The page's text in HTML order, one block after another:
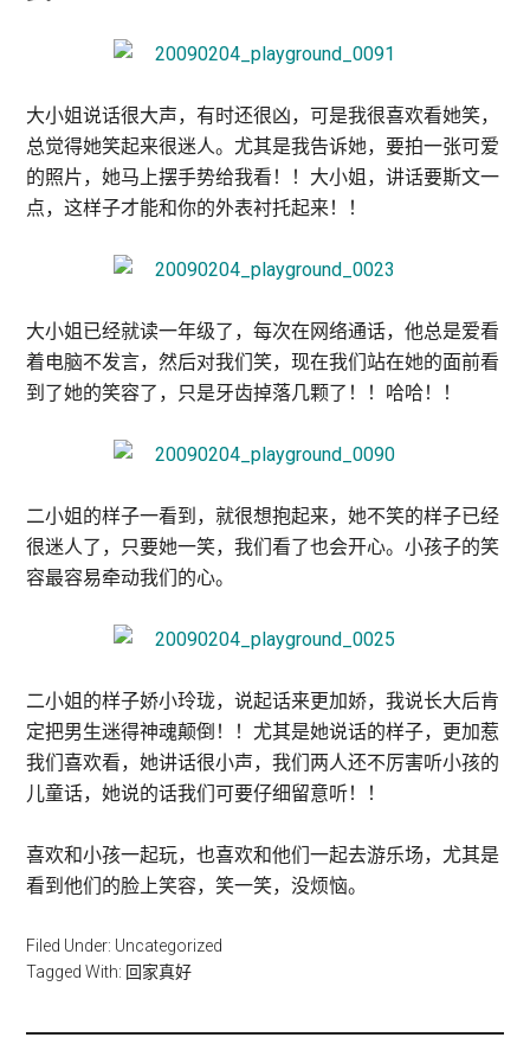
大小姐说话很大声，有时还很凶，可是我很喜欢看她笑，
总觉得她笑起来很迷人。尤其是我告诉她，要拍一张可爱
的照片，她马上摆手势给我看！！大小姐，讲话要斯文一
点，这样子才能和你的外表衬托起来！！
大小姐已经就读一年级了，每次在网络通话，他总是爱看
着电脑不发言，然后对我们笑，现在我们站在她的面前看
到了她的笑容了，只是牙齿掉落几颗了！！哈哈！！
二小姐的样子一看到，就很想抱起来，她不笑的样子已经
很迷人了，只要她一笑，我们看了也会开心。小孩子的笑
容最容易牵动我们的心。
二小姐的样子娇小玲珑，说起话来更加娇，我说长大后肯
定把男生迷得神魂颠倒！！尤其是她说话的样子，更加惹
我们喜欢看，她讲话很小声，我们两人还不厉害听小孩的
儿童话，她说的话我们可要仔细留意听！！
喜欢和小孩一起玩，也喜欢和他们一起去游乐场，尤其是
看到他们的脸上笑容，笑一笑，没烦恼。
Filed Under: Uncategorized
Tagged With: 回家真好